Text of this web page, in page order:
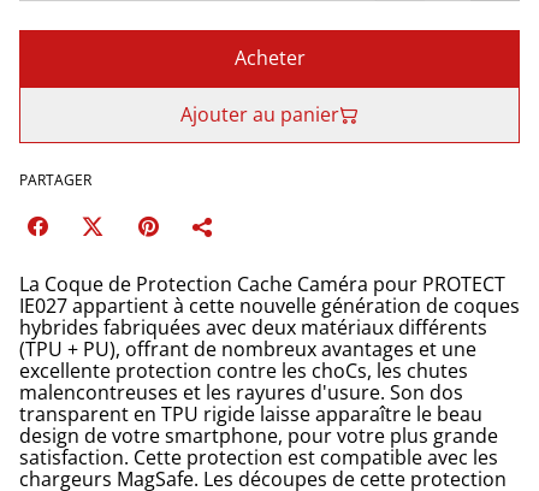
Acheter
Ajouter au panier
PARTAGER
La Coque de Protection Cache Caméra pour PROTECT
IE027 appartient à cette nouvelle génération de coques
hybrides fabriquées avec deux matériaux différents
(TPU + PU), offrant de nombreux avantages et une
excellente protection contre les choCs, les chutes
malencontreuses et les rayures d'usure. Son dos
transparent en TPU rigide laisse apparaître le beau
design de votre smartphone, pour votre plus grande
satisfaction. Cette protection est compatible avec les
chargeurs MagSafe. Les découpes de cette protection